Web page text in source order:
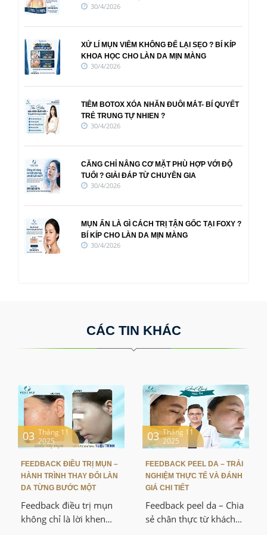
30/4/2026
XỬ LÍ MỤN VIÊM KHÔNG ĐỂ LẠI SẸO ? BÍ KÍP
KHOA HỌC CHO LÀN DA MỊN MÀNG
30/4/2026
TIÊM BOTOX XÓA NHĂN ĐUÔI MẮT- BÍ QUYẾT
TRẺ TRUNG TỰ NHIEN ?
30/4/2026
CĂNG CHỈ NÂNG CƠ MẶT PHÙ HỢP VỚI ĐỘ
TUỔI ? GIẢI ĐÁP TỪ CHUYÊN GIA
30/4/2026
MỤN ẨN LÀ GÌ CÁCH TRỊ TẬN GỐC TẠI FOXY ?
BÍ KÍP CHO LÀN DA MỊN MÀNG
30/4/2026
CÁC TIN KHÁC
03 Tháng 11
2025
FEEDBACK ĐIỀU TRỊ MỤN –
HÀNH TRÌNH THAY ĐỔI LÀN
DA TỪNG BƯỚC MỘT
Feedback điều trị mụn
không chỉ là lời khen
03 Tháng 11
2025
FEEDBACK PEEL DA – TRẢI
NGHIỆM THỰC TẾ VÀ ĐÁNH
GIÁ CHI TIẾT
Feedback peel da – Chia
sẻ chân thực từ khách